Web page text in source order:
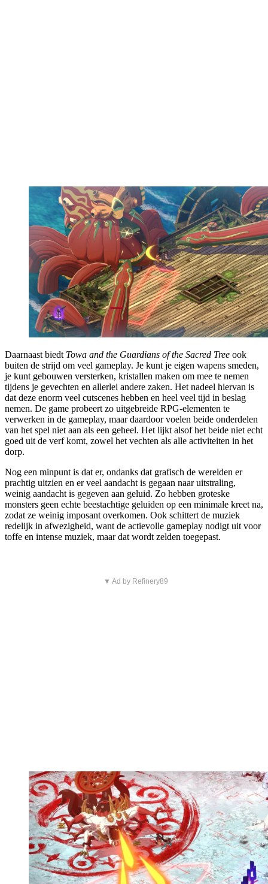
Daarnaast biedt Towa and the Guardians of the Sacred Tree ook
buiten de strijd om veel gameplay. Je kunt je eigen wapens smeden,
je kunt gebouwen versterken, kristallen maken om mee te nemen
tijdens je gevechten en allerlei andere zaken. Het nadeel hiervan is
dat deze enorm veel cutscenes hebben en heel veel tijd in beslag
nemen. De game probeert zo uitgebreide RPG-elementen te
verwerken in de gameplay, maar daardoor voelen beide onderdelen
van het spel niet aan als een geheel. Het lijkt alsof het beide niet echt
goed uit de verf komt, zowel het vechten als alle activiteiten in het
dorp.
Nog een minpunt is dat er, ondanks dat grafisch de werelden er
prachtig uitzien en er veel aandacht is gegaan naar uitstraling,
weinig aandacht is gegeven aan geluid. Zo hebben groteske
monsters geen echte beestachtige geluiden op een minimale kreet na,
zodat ze weinig imposant overkomen. Ook schittert de muziek
redelijk in afwezigheid, want de actievolle gameplay nodigt uit voor
toffe en intense muziek, maar dat wordt zelden toegepast.
▼ Ad by Refinery89